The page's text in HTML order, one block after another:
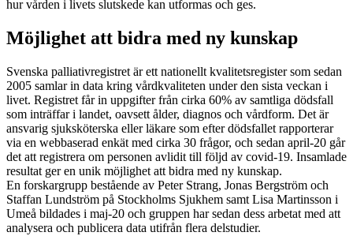
hur vården i livets slutskede kan utformas och ges.
Möjlighet att bidra med ny kunskap
Svenska palliativregistret är ett nationellt kvalitetsregister som sedan
2005 samlar in data kring vårdkvaliteten under den sista veckan i
livet. Registret får in uppgifter från cirka 60% av samtliga dödsfall
som inträffar i landet, oavsett ålder, diagnos och vårdform. Det är
ansvarig sjuksköterska eller läkare som efter dödsfallet rapporterar
via en webbaserad enkät med cirka 30 frågor, och sedan april-20 går
det att registrera om personen avlidit till följd av covid-19. Insamlade
resultat ger en unik möjlighet att bidra med ny kunskap.
En forskargrupp bestående av Peter Strang, Jonas Bergström och
Staffan Lundström på Stockholms Sjukhem samt Lisa Martinsson i
Umeå bildades i maj-20 och gruppen har sedan dess arbetat med att
analysera och publicera data utifrån flera delstudier.